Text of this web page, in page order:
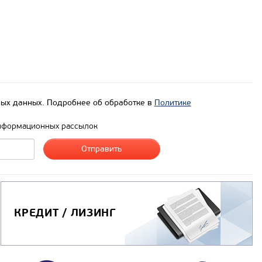
данных. Подробнее об обработке в Политике
рассылок
КРЕДИТ / ЛИЗИНГ